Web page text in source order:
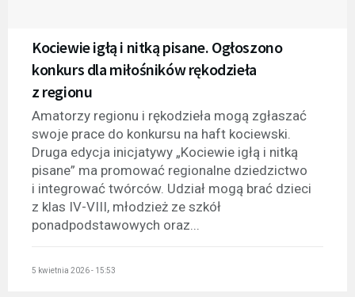
Kociewie igłą i nitką pisane. Ogłoszono
konkurs dla miłośników rękodzieła
z regionu
Amatorzy regionu i rękodzieła mogą zgłaszać
swoje prace do konkursu na haft kociewski.
Druga edycja inicjatywy „Kociewie igłą i nitką
pisane” ma promować regionalne dziedzictwo
i integrować twórców. Udział mogą brać dzieci
z klas IV-VIII, młodzież ze szkół
ponadpodstawowych oraz...
5 kwietnia 2026 - 15:53